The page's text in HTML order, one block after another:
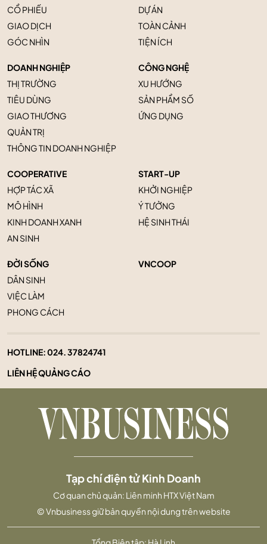
CỔ PHIẾU
GIAO DỊCH
GÓC NHÌN
DỰ ÁN
TOÀN CẢNH
TIỆN ÍCH
DOANH NGHIỆP
THỊ TRƯỜNG
TIÊU DÙNG
GIAO THƯƠNG
QUẢN TRỊ
THÔNG TIN DOANH NGHIỆP
CÔNG NGHỆ
XU HƯỚNG
SẢN PHẨM SỐ
ỨNG DỤNG
COOPERATIVE
HỢP TÁC XÃ
MÔ HÌNH
KINH DOANH XANH
AN SINH
START-UP
KHỞI NGHIỆP
Ý TƯỞNG
HỆ SINH THÁI
ĐỜI SỐNG
DÂN SINH
VIỆC LÀM
PHONG CÁCH
VNCOOP
HOTLINE:024. 37824741
LIÊN HỆ QUẢNG CÁO
Tạp chí điện tử Kinh Doanh
Cơ quan chủ quản: Liên minh HTX Việt Nam
© Vnbusiness giữ bản quyền nội dung trên website